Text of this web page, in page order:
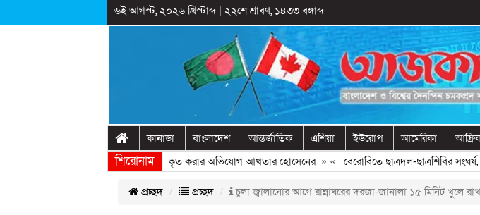
৬ই আগস্ট, ২০২৬ খ্রিস্টাব্দ| ২২শে শ্রাবণ, ১৪৩৩ বঙ্গাব্দ
কানাডা বাংলাদেশ আন্তর্জাতিক এশিয়া ইউরোপ আমেরিকা
শিরোনাম
অনুষ্ঠানের প্রামাণ্যচিত্রে ইতিহাস বিকৃত করার অভিযোগ আখতার হোসেনের» «বেরোবিতে ছাত্রদল-ছাত্রশিবির সংঘর্ষ,
প্রচ্ছদ প্রচ্ছদ চুলা জ্বালানোর আগে রান্নাঘরের দরজা-জানালা ১৫ মিনিট খুলে